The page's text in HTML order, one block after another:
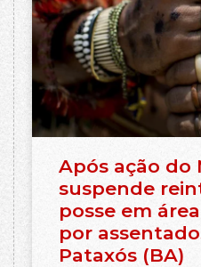
Após ação do
suspende
posse em
por
Pataxós (BA)